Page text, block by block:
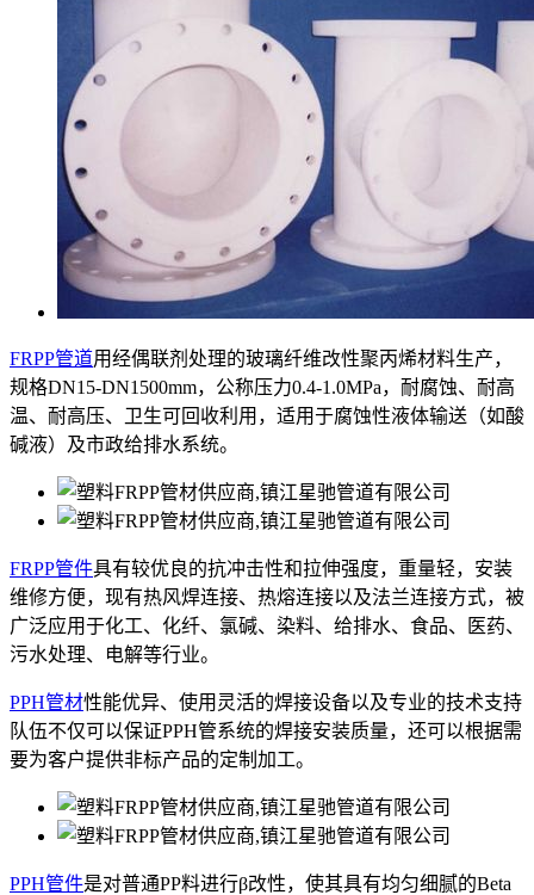
FRPP管道用经偶联剂处理的玻璃纤维改性聚丙烯材料生产，
规格DN15-DN1500mm，公称压力0.4-1.0MPa，耐腐蚀、耐高
温、耐高压、卫生可回收利用，适用于腐蚀性液体输送（如酸
碱液）及市政给排水系统。
FRPP管件具有较优良的抗冲击性和拉伸强度，重量轻，安装
维修方便，现有热风焊连接、热熔连接以及法兰连接方式，被
广泛应用于化工、化纤、氯碱、染料、给排水、食品、医药、
污水处理、电解等行业。
PPH管材性能优异、使用灵活的焊接设备以及专业的技术支持
队伍不仅可以保证PPH管系统的焊接安装质量，还可以根据需
要为客户提供非标产品的定制加工。
PPH管件是对普通PP料进行β改性，使其具有均匀细腻的Beta